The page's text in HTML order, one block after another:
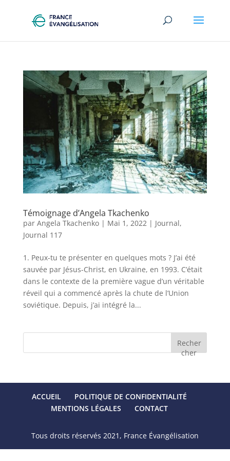
Témoignage d’Angela Tkachenko
par Angela Tkachenko| Mai 1, 2022| Journal,
Journal 117
1. Peux-tu te présenter en quelques mots ? J’ai été
sauvée par Jésus-Christ, en Ukraine, en 1993. C’était
dans le contexte de la première vague d’un véritable
réveil qui a commencé après la chute de l’Union
soviétique. Depuis, j’ai intégré la...
Recher
cher
ACCUEIL
POLITIQUE DE CONFIDENTIALITÉ
MENTIONS LÉGALES
CONTACT
Tous droits réservés 2021, France Évangélisation